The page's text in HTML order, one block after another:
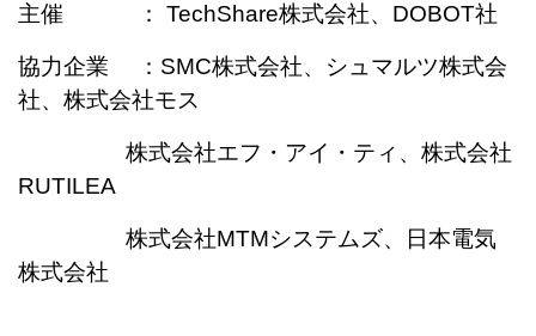
主催 ： TechShare株式会社、DOBOT社
協力企業 ：SMC株式会社、 シュマルツ株式会
社、 株式会社モス
株式会社エフ・アイ・ティ、 株式会社
RUTILEA
株式会社MTMシステムズ、日本電気
株式会社